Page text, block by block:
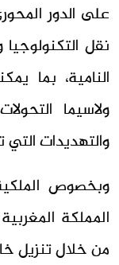
على الدور
نقل التكنولوجيا
النامية، بما
ولاسيما
والتهديدات
وبخصوص
المملكة
من خلال تنزيل